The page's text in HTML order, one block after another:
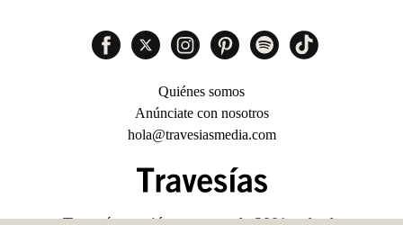
Quiénes somos
Anúnciate con nosotros
hola@travesiasmedia.com